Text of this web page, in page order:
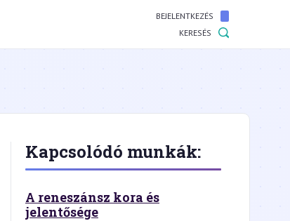
BEJELENTKEZÉS
KERESÉS
Kapcsolódó munkák:
A reneszánsz kora és
jelentősége